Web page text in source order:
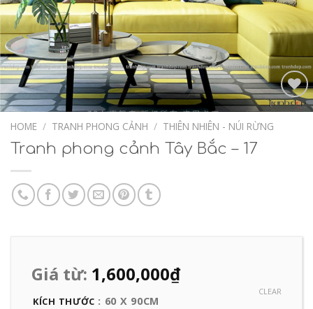
Add to
Wishlist
HOME / TRANH PHONG CẢNH / THIÊN NHIÊN - NÚI RỪNG
Tranh phong cảnh Tây Bắc – 17
Giá từ: 1,600,000₫
KÍCH THƯỚC : 60 X 90CM
CLEAR